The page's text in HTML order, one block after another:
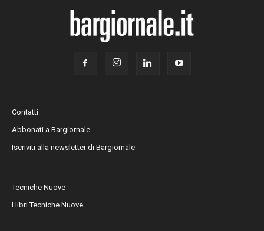
Contatti
Abbonati a Bargiornale
Iscriviti alla newsletter di Bargiornale
Tecniche Nuove
I libri Tecniche Nuove